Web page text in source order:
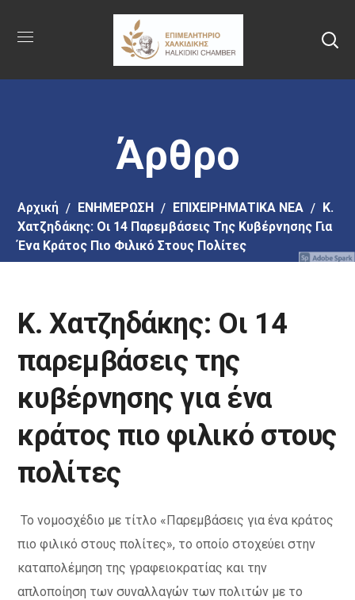
στο
περιεχόμενο
Άρθρο
Αρχική EΝΗΜΕΡΩΣΗ ΕΠΙΧΕΙΡΗΜΑΤΙΚΑ ΝΕΑ
Κ.
Χατζηδάκης: Οι 14 Παρεμβάσεις Της Κυβέρνησης Για
Ένα Κράτος Πιο Φιλικό Στους Πολίτες
Κ. Χατζηδάκης: Οι 14
παρεμβάσεις της
κυβέρνησης για ένα
κράτος πιο φιλικό στους
πολίτες
Το νομοσχέδιο με τίτλο «Παρεμβάσεις για ένα κράτος
πιο φιλικό στους πολίτες», το οποίο στοχεύει στην
καταπολέμηση της γραφειοκρατίας και την
απλοποίηση των συναλλαγών των πολιτών με το